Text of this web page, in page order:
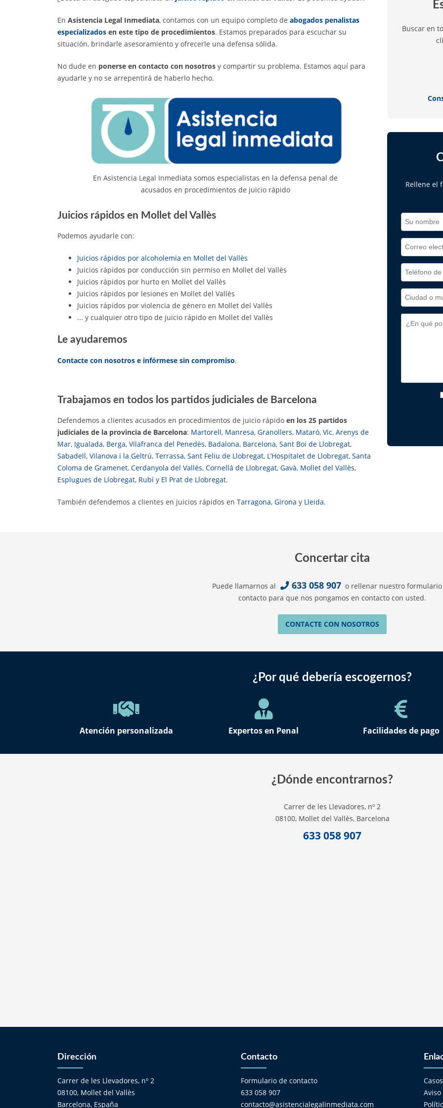
En Asistencia Legal Inmediata, contamos con un equipo completo de abogados penalistas
especializados en este tipo de procedimientos. Estamos preparados para escuchar su
situación, brindarle asesoramiento y ofrecerle una defensa sólida.
No dude en ponerse en contacto con nosotros y compartir su problema. Estamos aquí para
ayudarle y no se arrepentirá de haberlo hecho.
En Asistencia Legal Inmediata somos especialistas en la defensa penal de
acusados en procedimientos de juicio rápido
Juicios rápidos en Mollet del Vallès
Podemos ayudarle con:
Juicios rápidos por alcoholemia en Mollet del Vallès
Juicios rápidos por conducción sin permiso en Mollet del Vallès
Juicios rápidos por hurto en Mollet del Vallès
Juicios rápidos por lesiones en Mollet del Vallès
Juicios rápidos por violencia de género en Mollet del Vallès
... y cualquier otro tipo de juicio rápido en Mollet del Vallès
Le ayudaremos
Contacte con nosotros e infórmese sin compromiso.
Trabajamos en todos los partidos judiciales de Barcelona
Defendemos a clientes acusados en procedimientos de juicio rápido en los 25 partidos
judiciales de la provincia de Barcelona: Martorell, Manresa, Granollers, Mataró, Vic, Arenys de
Mar, Igualada, Berga, Vilafranca del Penedès, Badalona, Barcelona, Sant Boi de Llobregat,
Sabadell, Vilanova i la Geltrú, Terrassa, Sant Feliu de Llobregat, L’Hospitalet de Llobregat, Santa
Coloma de Gramenet, Cerdanyola del Vallés, Cornellá de Llobregat, Gavà, Mollet del Vallès,
Esplugues de Llobregat, Rubí y El Prat de Llobregat.
También defendemos a clientes en juicios rápidos en Tarragona, Girona y Lleida.
Buscar en
Rellene el
Concertar cita
Puede llamarnos al 633 058 907 o rellenar nuestro
contacto para que nos pongamos en contacto con usted.
CONTACTE CON NOSOTROS
¿Por qué debería escogernos?
Atención personalizada Expertos en Penal Facilidades de pago
¿Dónde encontrarnos?
Carrer de les Llevadores, nº 2
08100, Mollet del Vallès, Barcelona
633 058 907
Dirección
Carrer de les Llevadores, nº 2
08100, Mollet del Vallès
Barcelona, España
Contacto
Formulario de contacto
633 058 907
contacto@asistencialegalinmediata.com
Casos
Aviso